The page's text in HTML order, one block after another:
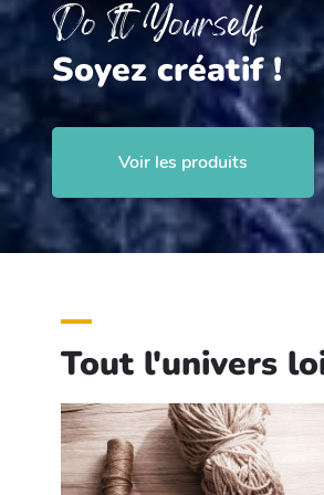
Do It Yourself
Soyez créatif !
Voir les produits
Tout l'univers